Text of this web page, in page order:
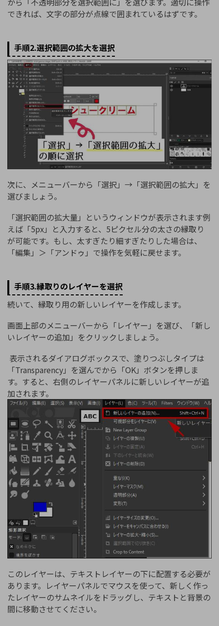
できれば、文字の部分が点線で囲まれているはずです。
手順2.選択範囲の拡大を選択
次に、メニューバーから「選択」→「選択範囲の拡大」を
選びましょう。
「選択範囲の拡大量」というウィンドウが表示されます例
えば「5px」と入力すると、5ピクセル分の太さの縁取り
が可能です。もし、太すぎたり細すぎたりした場合は、
「編集」＞「アンドゥ」で操作を気軽に戻せます。
手順3.縁取りのレイヤーを選択
続いて、縁取り用の新しいレイヤーを作成します。
画面上部のメニューバーから「レイヤー」を選び、「新し
いレイヤーの追加」をクリックしましょう。
表示されるダイアログボックスで、塗りつぶしタイプは
「Transparency」を選んでから「OK」ボタンを押しま
す。すると、右側のレイヤーパネルに新しいレイヤーが追
加されます。
このレイヤーは、テキストレイヤーの下に配置する必要が
あります。レイヤーパネルでマウスを使って、新しく作っ
たレイヤーのサムネイルをドラッグし、テキストと背景の
間に移動させてください。